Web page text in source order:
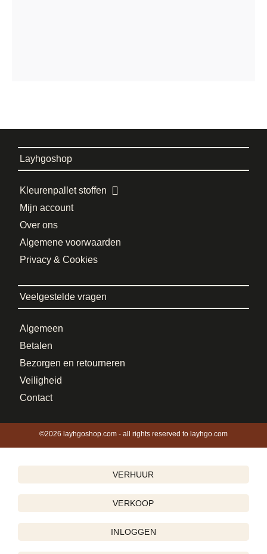
Layhgoshop
Kleurenpallet stoffen
Mijn account
Over ons
Algemene voorwaarden
Privacy & Cookies
Veelgestelde vragen
Algemeen
Betalen
Bezorgen en retourneren
Veiligheid
Contact
©2026 layhgoshop.com - all rights reserved to layhgo.com
VERHUUR
VERKOOP
INLOGGEN